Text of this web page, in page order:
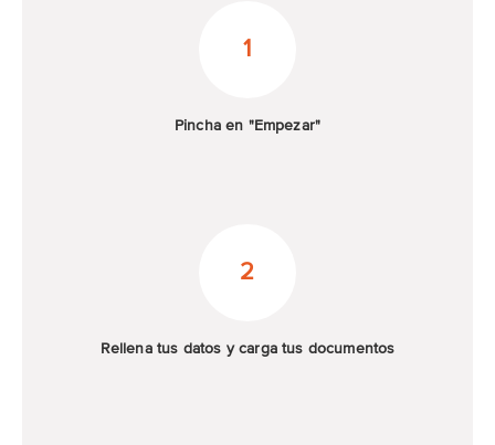
1
Pincha en "Empezar"
2
Rellena tus datos y carga tus documentos